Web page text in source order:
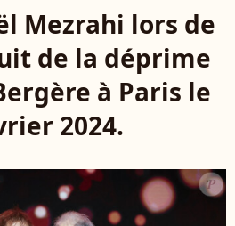
Mezrahi lors de
de la déprime
à Paris le
2024.